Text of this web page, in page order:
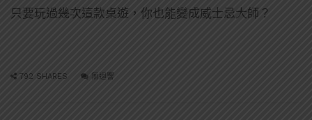
只要玩過幾次這款桌遊，你也能變成威士忌大師？
792 SHARES 無迴響